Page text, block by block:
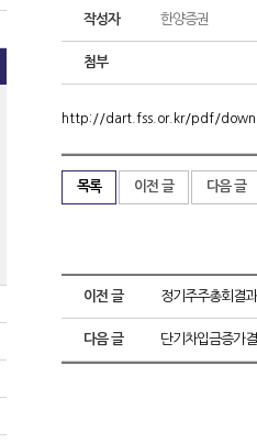
작성자 한양증권
첨부
http://dart.fss.or.kr/pdf/
목록 이전 글 다음 글
이전 글 정기주주총회결과
다음 글 단기차입금증가